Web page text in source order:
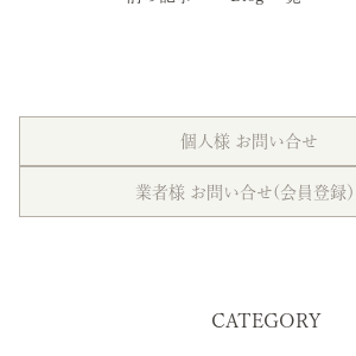
個人様 お問い合せ
業者様 お問い合せ(会員登録）
CATEGORY